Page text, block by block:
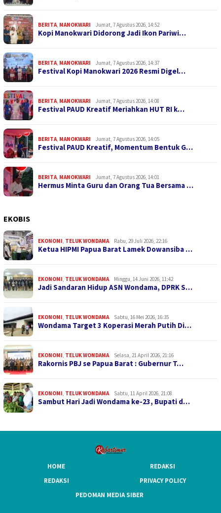
BERITA MANOKWARI Jumat, 7 Agustus 2026, 14:52
Kopi Manokwari Didorong Jadi Ikon Pariwi…
BERITA MANOKWARI Jumat, 7 Agustus 2026, 14:37
Festival Kopi Manokwari 2026 Resmi Digel…
BERITA MANOKWARI Jumat, 7 Agustus 2026, 14:08
Festival PAUD Kreatif Meriahkan HUT RI k…
BERITA MANOKWARI Jumat, 7 Agustus 2026, 14:05
Festival PAUD Kreatif, Momentum Bentuk G…
BERITA MANOKWARI Jumat, 7 Agustus 2026, 14:01
Hermus Minta Guru dan Orang Tua Bersama …
EKOBIS
EKONOMI TELUK WONDAMA Rabu, 29 Juli 2026, 22:16
Ketua HIPMI Papua Barat Lamek Dowansiba …
EKONOMI TELUK WONDAMA Minggu, 14 Juni 2026, 11:42
Jadi Sandaran Hidup ASN Wondama, DPRK S…
EKONOMI TELUK WONDAMA Sabtu, 16 Mei 2026, 16:35
Wondama Target 3 Koperasi Merah Putih Di…
EKONOMI TELUK WONDAMA Selasa, 21 April 2026, 21:16
Rakornis PBJ se Papua Barat : Gubernur T…
EKONOMI TELUK WONDAMA Sabtu, 11 April 2026, 21:08
Sambut Hari Jadi Wondama ke-23, Bupati d…
HOME
REDAKSI
REDAKSI
PRIVACY POLICY
PEDOMAN MEDIA SIBER